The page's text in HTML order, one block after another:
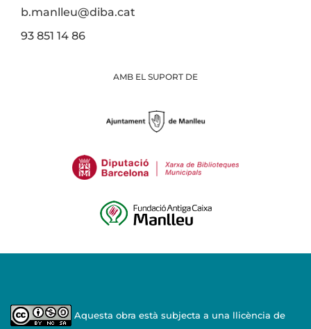
b.manlleu@diba.cat
93 851 14 86
AMB EL SUPORT DE
Aquesta obra està subjecta a una llicència de